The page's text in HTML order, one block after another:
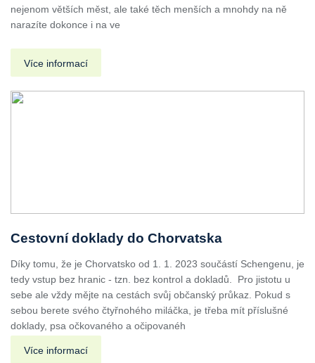
nejenom větších měst, ale také těch menších a mnohdy na ně
narazíte dokonce i na ve
Více informací
Cestovní doklady do Chorvatska
Díky tomu, že je Chorvatsko od 1. 1. 2023 součástí Schengenu, je
tedy vstup bez hranic - tzn. bez kontrol a dokladů. Pro jistotu u
sebe ale vždy mějte na cestách svůj občanský průkaz. Pokud s
sebou berete svého čtyřnohého miláčka, je třeba mít příslušné
doklady, psa očkovaného a očipovanéh
Více informací